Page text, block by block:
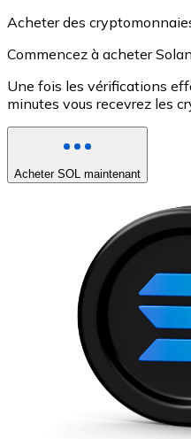
Acheter des
Commencez à acheter
Une fois les vérifications
minutes vous recevrez les
Acheter SOL maintenant